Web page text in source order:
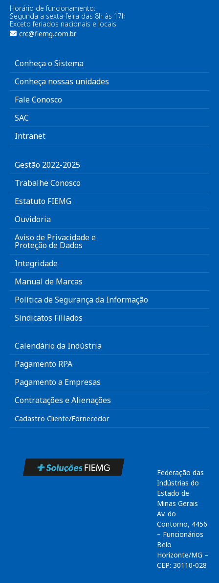
Horário de funcionamento:
Segunda a sexta-feira das 8h às 17h
Exceto feriados nacionais e locais.
crc@fiemg.com.br
Conheça o Sistema
Conheça nossas unidades
Fale Conosco
SAC
Intranet
Gestão 2022-2025
Trabalhe Conosco
Estatuto FIEMG
Ouvidoria
Aviso de Privacidade e
Proteção de Dados
Integridade
Manual de Marcas
Política de Segurança da Informação
Sindicatos Filiados
Calendário da Indústria
Pagamento RPA
Pagamento a Empresas
Contratações e Alienações
Cadastro Cliente/Fornecedor
Federação das
Indústrias do
Estado de
Minas Gerais
Av. do
Contorno, 4456
– Funcionários
Belo
Horizonte/MG –
CEP: 30110-028